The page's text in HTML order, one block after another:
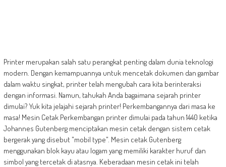
Printer merupakan salah satu perangkat penting dalam dunia teknologi
modern. Dengan kemampuannya untuk mencetak dokumen dan gambar
dalam waktu singkat, printer telah mengubah cara kita berinteraksi
dengan informasi. Namun, tahukah Anda bagaimana sejarah printer
dimulai? Yuk kita jelajahi sejarah printer! Perkembangannya dari masa ke
masa! Mesin Cetak Perkembangan printer dimulai pada tahun 1440 ketika
Johannes Gutenberg menciptakan mesin cetak dengan sistem cetak
bergerak yang disebut "mobil type". Mesin cetak Gutenberg
menggunakan blok kayu atau logam yang memiliki karakter huruf dan
simbol yang tercetak di atasnya. Keberadaan mesin cetak ini telah